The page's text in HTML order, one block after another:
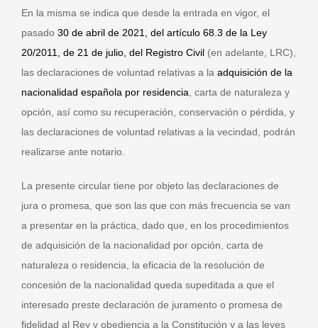
En la misma se indica que desde la entrada en vigor, el
pasado 30 de abril de 2021, del artículo 68.3 de la Ley
20/2011, de 21 de julio, del Registro Civil (en adelante, LRC),
las declaraciones de voluntad relativas a la adquisición de la
nacionalidad española por residencia , carta de naturaleza y
opción, así como su recuperación, conservación o pérdida, y
las declaraciones de voluntad relativas a la vecindad, podrán
realizarse ante notario.
La presente circular tiene por objeto las declaraciones de
jura o promesa, que son las que con más frecuencia se van
a presentar en la práctica, dado que, en los procedimientos
de adquisición de la nacionalidad por opción, carta de
naturaleza o residencia, la eficacia de la resolución de
concesión de la nacionalidad queda supeditada a que el
interesado preste declaración de juramento o promesa de
fidelidad al Rey y obediencia a la Constitución y a las leyes